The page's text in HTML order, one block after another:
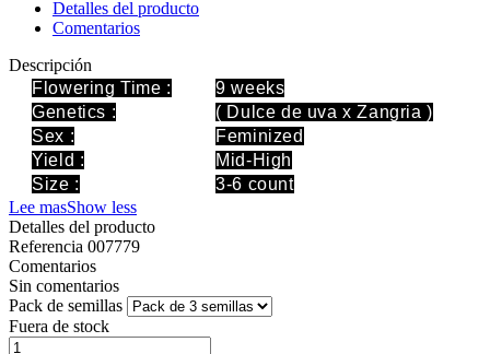
Detalles del producto
Comentarios
Descripción
Flowering Time :
9 weeks
Genetics : ( Dulce de uva x Zangria )
Sex :
Feminized
Yield :
Mid-High
Size :
3-6 count
Lee masShow less
Detalles del producto
Referencia 007779
Comentarios
Sin comentarios
Pack de semillas
Fuera de stock